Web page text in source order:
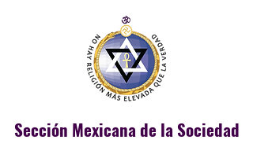
Sección Mexicana de la Sociedad